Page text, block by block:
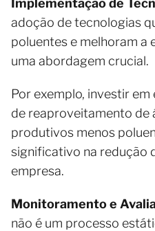
adoção de tecnologias
poluentes e melhoram a
uma abordagem crucial.
Por exemplo, investir
de reaproveitamento de
produtivos menos
significativo na redução
empresa.
Monitoramento e
não é um processo